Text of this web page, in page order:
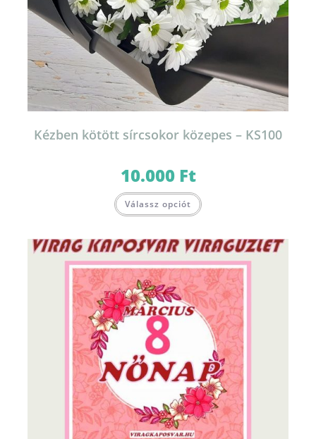
Kézben kötött sírcsokor közepes – KS100
10.000 Ft
Válassz opciót